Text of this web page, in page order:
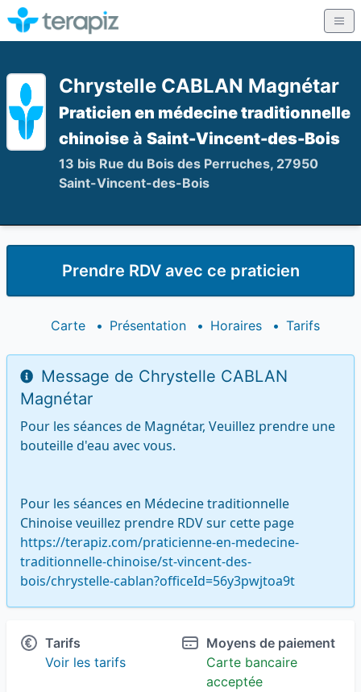
Chrystelle CABLAN Magnétar
Praticien en médecine traditionnelle
chinoise àSaint-Vincent-des-Bois
13 bis Rue du Bois des Perruches, 27950
Saint-Vincent-des-Bois
Prendre RDV avec ce praticien
Carte • Présentation • Horaires • Tarifs
Message de Chrystelle CABLAN
Magnétar
Pour les séances de Magnétar, Veuillez prendre une
bouteille d'eau avec vous.
Pour les séances en Médecine traditionnelle
https://terapiz.com/praticienne-en-medecine-
traditionnelle-chinoise/st-vincent-des-
bois/chrystelle-cablan?officeId=56y3pwjtoa9t
Tarifs
Voir les tarifs
Moyens de paiement
Carte bancaire
acceptée